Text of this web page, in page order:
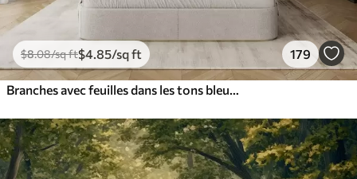
$8.08/sq ft$4 .85/sq ft 179